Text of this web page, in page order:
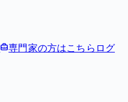
専門家の方はこちら ログ